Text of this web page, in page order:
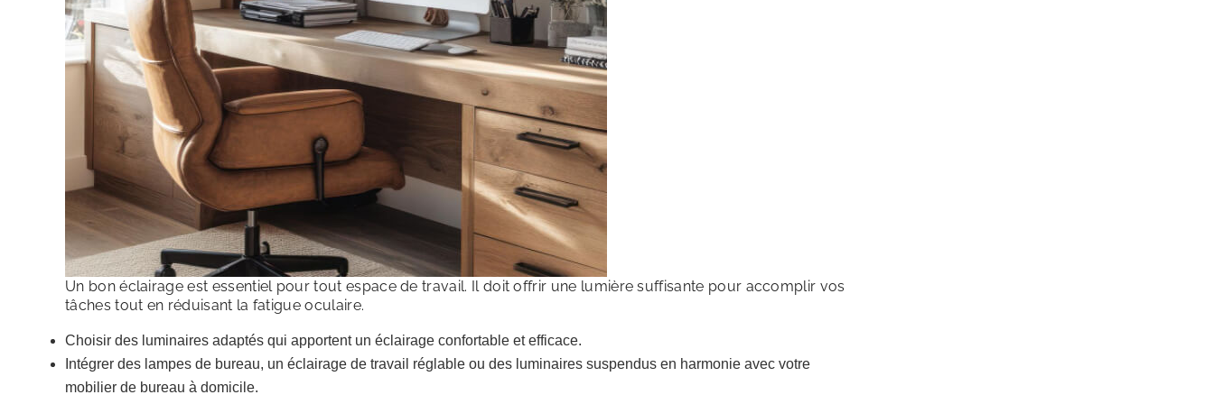
Un bon éclairage est essentiel pour tout espace de travail. Il doit offrir une lumière suffisante pour accomplir vos
tâches tout en réduisant la fatigue oculaire.
Choisir des luminaires adaptés qui apportent un éclairage confortable et efficace.
Intégrer des lampes de bureau, un éclairage de travail réglable ou des luminaires suspendus en harmonie avec votre
mobilier de bureau à domicile.